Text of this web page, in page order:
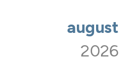
august
2026